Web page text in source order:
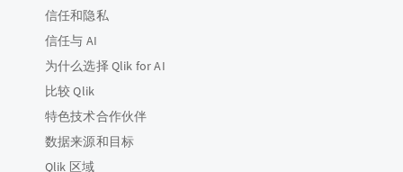
信任和隐私
信任与 AI
为什么选择 Qlik for AI
比较 Qlik
特色技术合作伙伴
数据来源和目标
Qlik 区域